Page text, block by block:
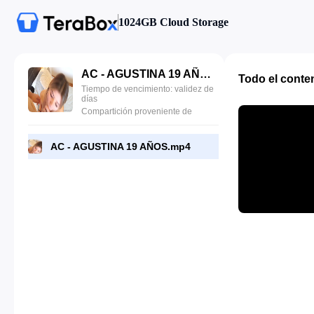
1024GB Cloud Storage
AC - AGUSTINA 19 AÑOS.mp4
Tiempo de vencimiento: validez de
días
Compartición proveniente de
AC - AGUSTINA 19 AÑOS.mp4
Todo el